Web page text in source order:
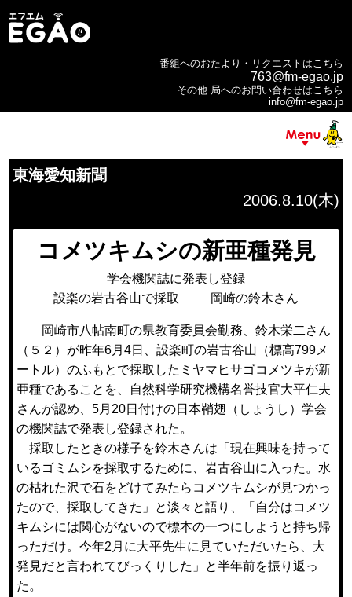
番組へのおたより・リクエストはこちら
763@fm-egao.jp
その他 局へのお問い合わせはこちら
info@fm-egao.jp
東海愛知新聞
2006.8.10(木)
コメツキムシの新亜種発見
学会機関誌に発表し登録
設楽の岩古谷山で採取 岡崎の鈴木さん
岡崎市八帖南町の県教育委員会勤務、鈴木栄二さん
（５２）が昨年6月4日、設楽町の岩古谷山（標高799メ
ートル）のふもとで採取したミヤマヒサゴコメツキが新
亜種であることを、自然科学研究機構名誉技官大平仁夫
さんが認め、5月20日付けの日本鞘翅（しょうし）学会
の機関誌で発表し登録された。
採取したときの様子を鈴木さんは「現在興味を持って
いるゴミムシを採取するために、岩古谷山に入った。水
の枯れた沢で石をどけてみたらコメツキムシが見つかっ
たので、採取してきた」と淡々と語り、「自分はコメツ
キムシには関心がないので標本の一つにしようと持ち帰
っただけ。今年2月に大平先生に見ていただいたら、大
発見だと言われてびっくりした」と半年前を振り返っ
た。